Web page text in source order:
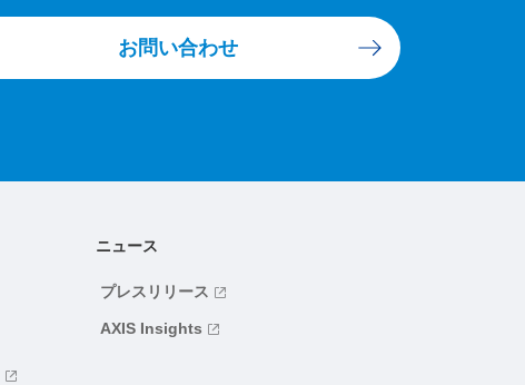
お問い合わせ
ニュース
プレスリリース
AXIS Insights